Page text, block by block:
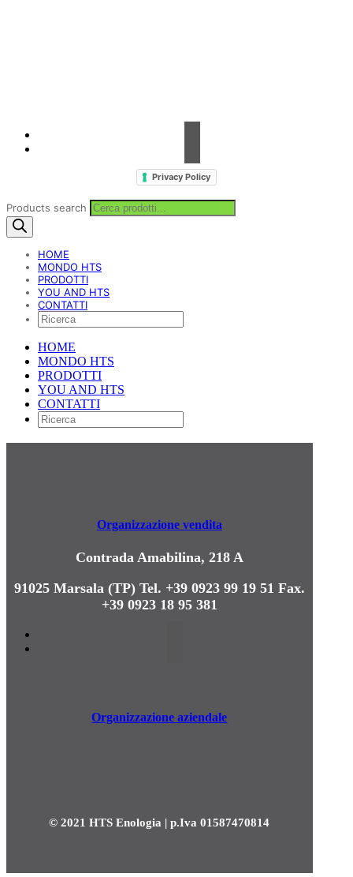
Privacy Policy
Products search
HOME
MONDO HTS
PRODOTTI
YOU AND HTS
CONTATTI
HOME
MONDO HTS
PRODOTTI
YOU AND HTS
CONTATTI
Organizzazione vendita
Contrada Amabilina, 218 A
91025 Marsala (TP)Tel. +39 0923 99 19 51 Fax.
+39 0923 18 95 381
Organizzazione aziendale
© 2021 HTS Enologia | p.Iva 01587470814